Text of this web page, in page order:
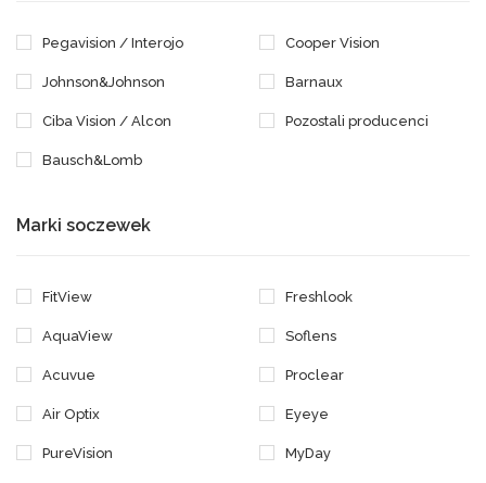
Pegavision / Interojo
Johnson&Johnson
Ciba Vision / Alcon
Bausch&Lomb
Cooper Vision
Barnaux
Pozostali producenci
Marki soczewek
FitView
AquaView
Acuvue
Air Optix
PureVision
Freshlook
Soflens
Proclear
Eyeye
MyDay